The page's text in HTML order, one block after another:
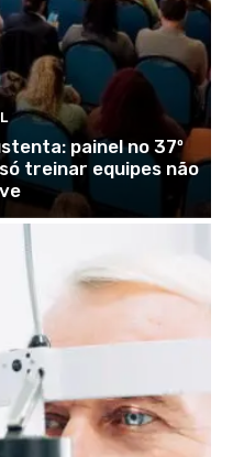
painel no 37º
treinar equipes não